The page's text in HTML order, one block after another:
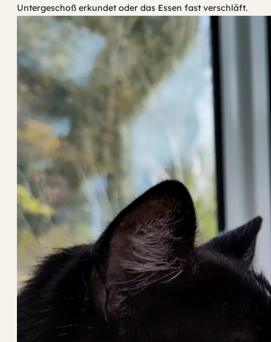
Untergeschoß erkundet oder das Essen fast verschläft.